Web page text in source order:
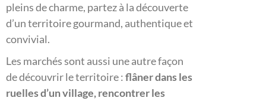
pleins de charme, partez à la découverte
d’un territoire gourmand, authentique et
convivial.
Les marchés sont aussi une autre façon
de découvrir le territoire :flâner dans les
ruelles d’un village, rencontrer les